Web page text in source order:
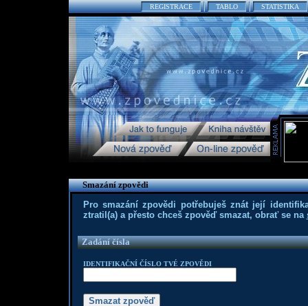
REGISTRACE TABLO STATISTIKA
Smazání zpovědi
Pro smazání zpovědi potřebuješ znát její
ztratil(a) a přesto chceš zpověď smazat, obrať se na
Zadání čísla
IDENTIFIKAČNÍ ČÍSLO TVÉ ZPOVĚDI